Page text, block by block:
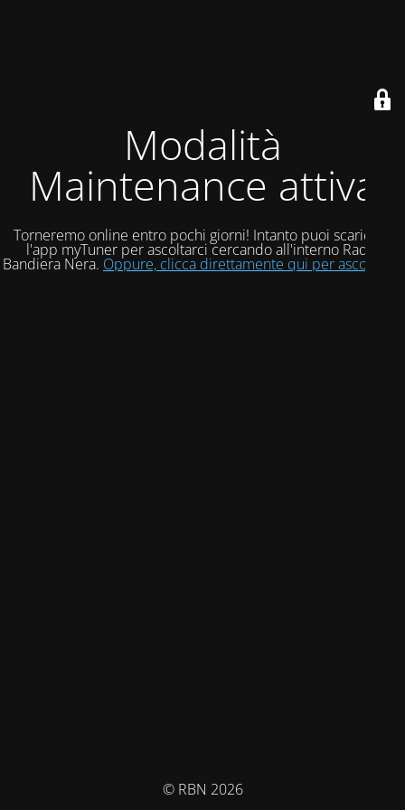
Modalità
Maintenance attiva
Torneremo online entro pochi giorni! Intanto puoi scaricare
l'app myTuner per ascoltarci cercando all'interno Radio
Bandiera Nera. Oppure, clicca direttamente qui per ascoltarci!
© RBN 2026